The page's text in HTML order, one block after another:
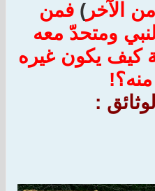
الآخر)فمن
ومتحدّ معه
كيف يكون غيره
: